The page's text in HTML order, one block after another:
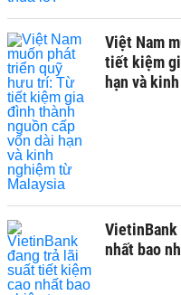
Việt Nam
tiết kiệm
hạn và
nhất bao